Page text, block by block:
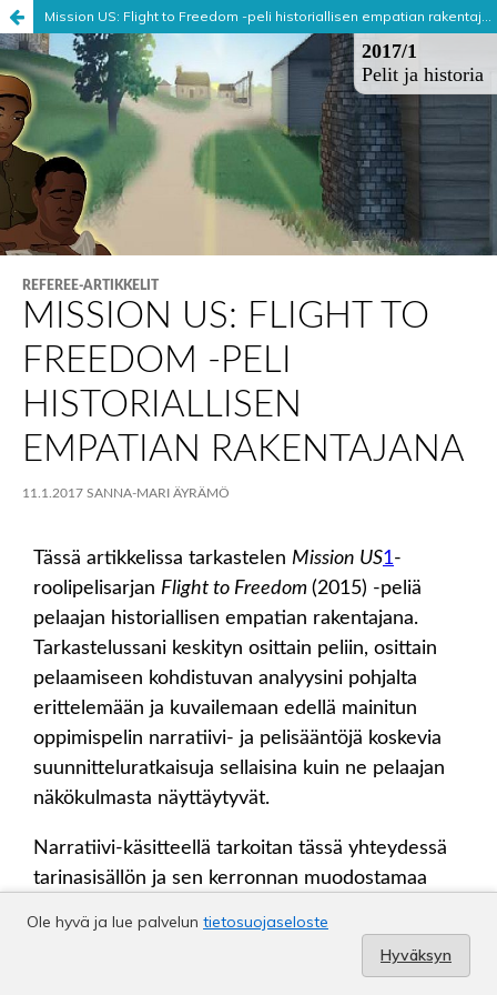
Mission US: Flight to Freedom -peli historiallisen empatian rakentajana
Ole hyvä ja lue palvelun tietosuojaseloste
Hyväksyn
Palvelua ylläpitääTieteellisten seurain valtuuskunta.